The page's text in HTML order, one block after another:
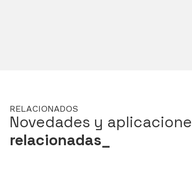
RELACIONADOS
Novedades y
relacionadas_